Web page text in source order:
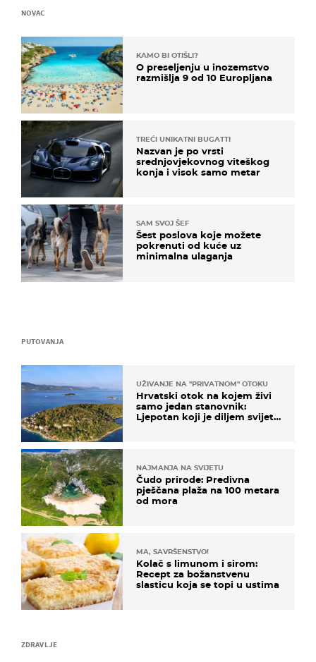
ZDRAVLJE
PUTOVANJA
UŽIVANJE NA "PRIVATNOM" OTOKU
Hrvatski otok na kojem živi
samo jedan stanovnik:
Ljepotan koji je diljem svijeta
NAJMANJA NA SVIJETU
Čudo prirode: Predivna
pješčana plaža na 100 metara
od mora
MA, SAVRŠENSTVO!
Kolač s limunom i sirom:
Recept za božanstvenu
slasticu koja se topi u ustima
NOVAC
KAMO BI OTIŠLI?
O preseljenju u inozemstvo
razmišlja 9 od 10 Europljana
TREĆI UNIKATNI BUGATTI
Nazvan je po vrsti
srednjovjekovnog viteškog
konja i visok samo metar
SAM SVOJ ŠEF
Šest poslova koje možete
pokrenuti od kuće uz
minimalna ulaganja